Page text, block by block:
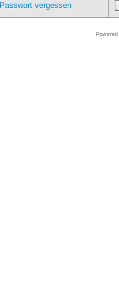
Passwort vergessen